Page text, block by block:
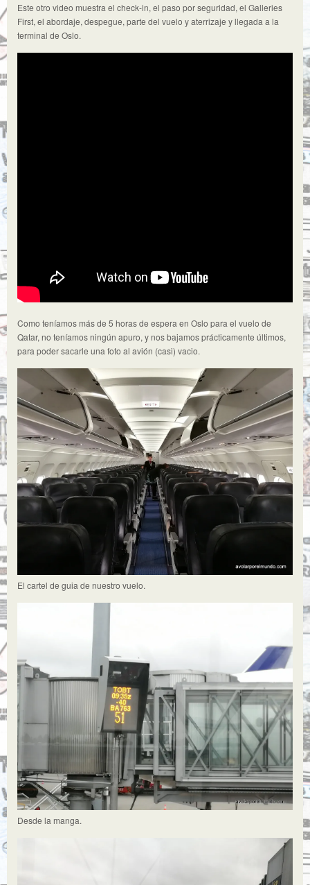
Este otro video muestra el check-in, el paso por seguridad, el Galleries
First, el abordaje, despegue, parte del vuelo y aterrizaje y llegada a la
terminal de Oslo.
Como teníamos más de 5 horas de espera en Oslo para el vuelo de
Qatar, no teníamos ningún apuro, y nos bajamos prácticamente últimos,
para poder sacarle una foto al avión (casi) vacio.
El cartel de guia de nuestro vuelo.
Desde la manga.